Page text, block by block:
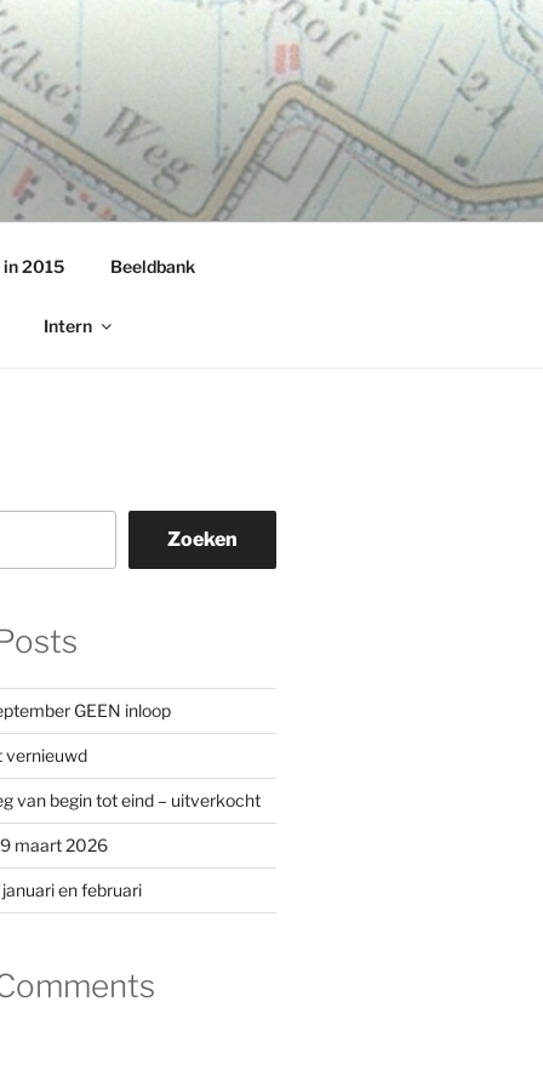
2015 Beeldbank
Intern
Zoeken
GEEN inloop
vernieuwd
van begin tot eind – uitverkocht
maart 2026
en februari